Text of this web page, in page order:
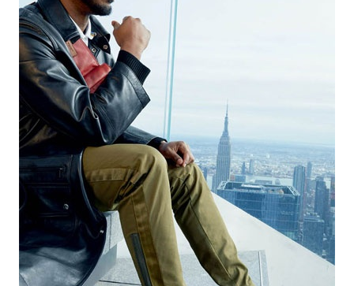
HIGH TECH
MAISON
AUTO
LIEUX TENDANCES
BEAUTÉ
MODE DE RUE
JEUNES CRÉATEURS